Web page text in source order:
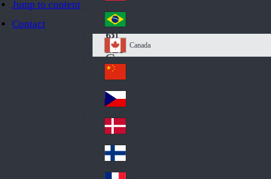
Jump to content
Contact
ali
a
Au
stri
a
Br
azi
l
Ca
na
da
Canada
Ch
ina
Cz
ec
h
De
nm
ark
Fin